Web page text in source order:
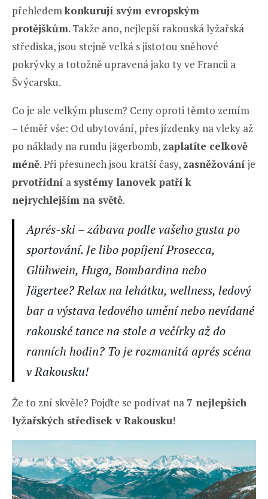
přehledemkonkurují svým evropským
protějškům. Takže ano, nejlepší rakouská lyžařská
střediska, jsou stejně velká s jistotou sněhové
pokrývky a totožně upravená jako ty ve Francii a
Švýcarsku.
Co je ale velkým plusem? Ceny oproti těmto zemím
– téměř vše: Od ubytování, přes jízdenky na vleky až
po náklady na rundu jägerbomb, zaplatíte celkově
méně. Při přesunech jsou kratší časy, zasněžování je
prvotřídní a systémy lanovek patří k
nejrychlejším na světě.
Aprés-ski – zábava podle vašeho gusta po
sportování. Je libo popíjení Prosecca,
Glühwein, Huga, Bombardina nebo
Jägertee? Relax na lehátku, wellness, ledový
bar a výstava ledového umění nebo nevídané
rakouské tance na stole a večírky až do
ranních hodin? To je rozmanitá aprés scéna
v Rakousku!
Že to zní skvěle? Pojďte se podívat na 7 nejlepších
lyžařských středisek v Rakousku!